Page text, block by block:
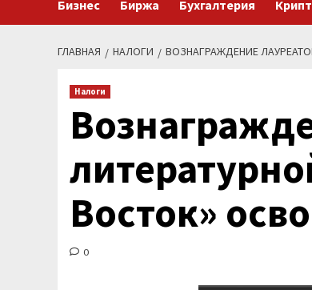
Бизнес Биржа Бухгалтерия
ГЛАВНАЯ НАЛОГИ ВОЗНАГРАЖДЕНИЕ
Налоги
Восток»
0